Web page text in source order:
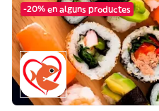
-20% en alguns productes